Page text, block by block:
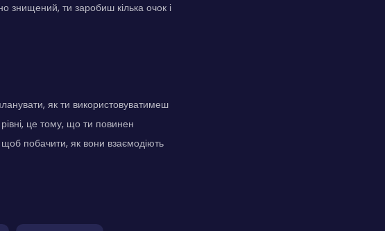
знищений, ти заробиш кілька очок і
як ти використовуватимеш
це тому, що ти повинен
побачити, як вони взаємодіють